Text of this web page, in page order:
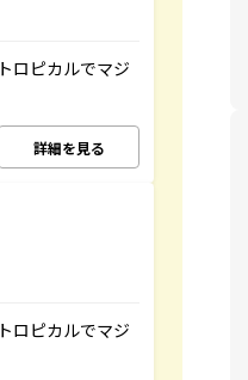
ロピカルでマジ
詳細を見る
ロピカルでマジ